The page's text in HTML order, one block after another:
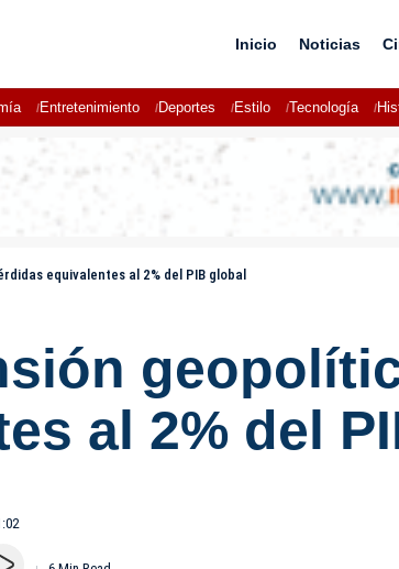
Inicio Noticias
Entretenimiento Deportes Estilo Tecnología
equivalentes al 2% del PIB global
al 2% del